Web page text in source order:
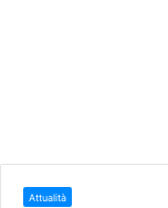
Attualità